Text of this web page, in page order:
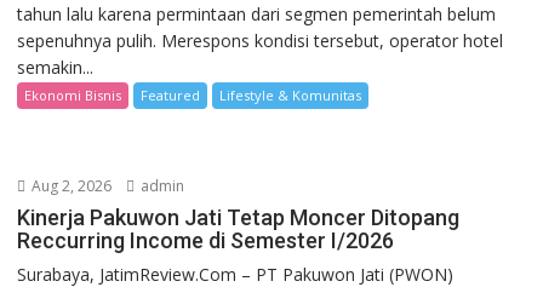
tahun lalu karena permintaan dari segmen pemerintah belum
sepenuhnya pulih. Merespons kondisi tersebut, operator hotel
semakin...
Ekonomi Bisnis Featured Lifestyle & Komunitas
Aug 2, 2026 admin
Kinerja Pakuwon Jati Tetap Moncer Ditopang
Reccurring Income di Semester I/2026
Surabaya, JatimReview.Com – PT Pakuwon Jati (PWON)